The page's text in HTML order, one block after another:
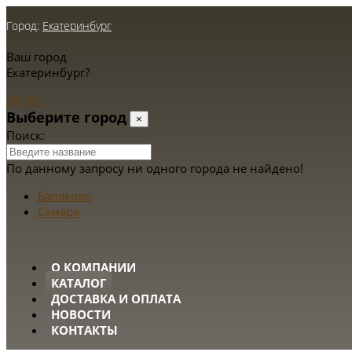
Город: Екатеринбург
Ваш город
Екатеринбург?
Да Нет
Выберите город ×
Поиск:
По данному запросу ни одного города не найдено!
Балаково
Самара
О КОМПАНИИ
КАТАЛОГ
ДОСТАВКА И ОПЛАТА
НОВОСТИ
КОНТАКТЫ